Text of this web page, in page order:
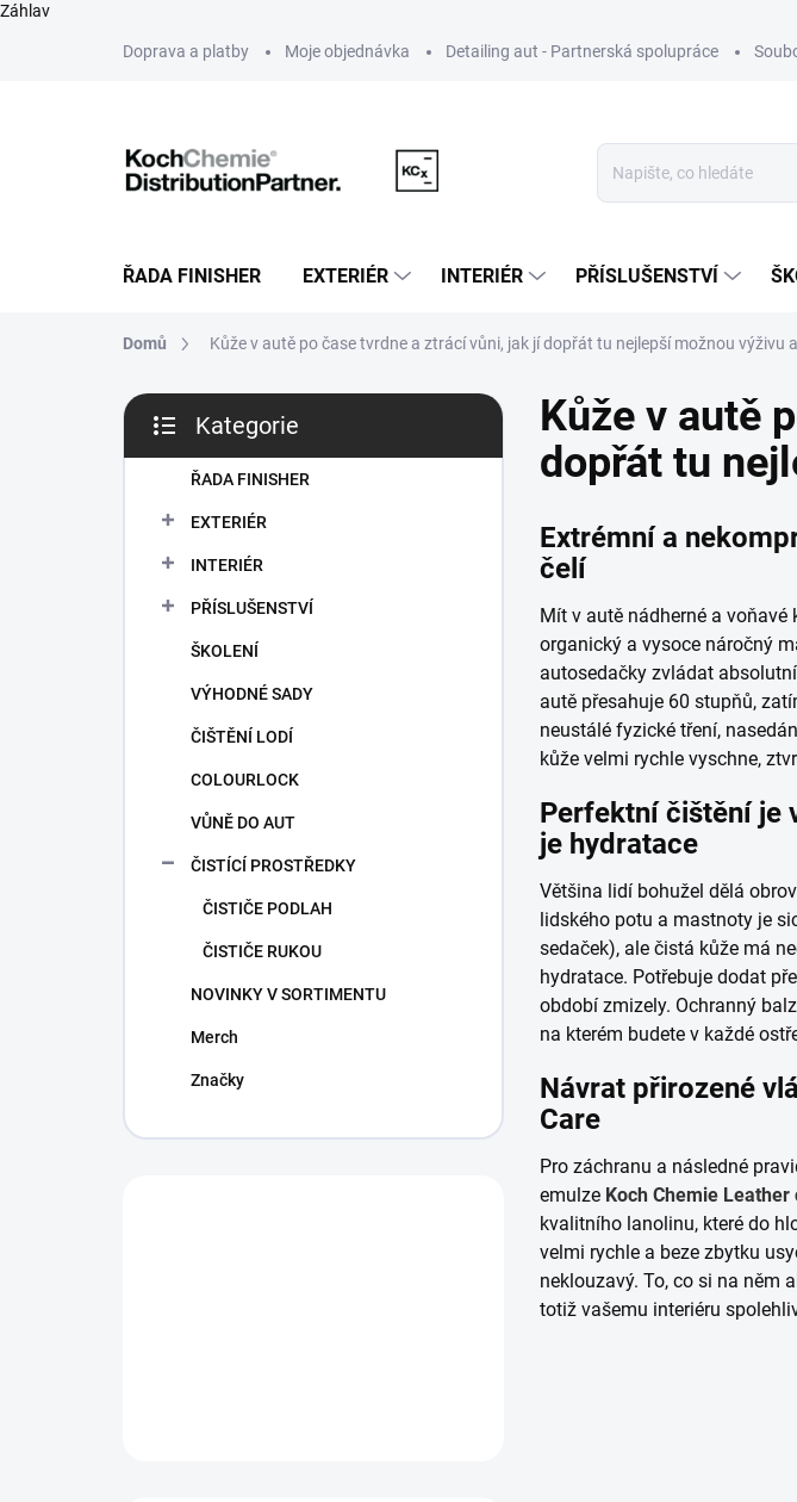
Záhlav
Doprava a platby Moje objednávka Detailing aut - Partnerská spolupráce
ŘADA FINISHER EXTERIÉR INTERIÉR PŘÍSLUŠENSTVÍ
Domů Kůže v autě po čase tvrdne a ztrácí vůni, jak jí dopřát tu nejlepší možnou výživu
P
s
kategorie
Kategorie
ŘADA FINISHER
EXTERIÉR
INTERIÉR
PŘÍSLUŠENSTVÍ
ŠKOLENÍ
VÝHODNÉ SADY
ČIŠTĚNÍ LODÍ
COLOURLOCK
VŮNĚ DO AUT
ČISTÍCÍ PROSTŘEDKY
ČISTIČE PODLAH
ČISTIČE RUKOU
NOVINKY V SORTIMENTU
Merch
Značky
Kůže v autě
dopřát tu
Extrémní a
čelí
Mít v autě nádherné a
organický a vysoce náročný
autosedačky zvládat
autě přesahuje 60 stupňů,
neustálé fyzické tření,
kůže velmi rychle vyschne,
Perfektní čištění je
je hydratace
Většina lidí bohužel dělá
lidského potu a mastnoty je
sedaček), ale čistá kůže má
hydratace. Potřebuje dodat
období zmizely. Ochranný
na kterém budete v každé
Návrat přirozené
Care
Pro záchranu a následné
emulze Koch Chemie Leather
kvalitního lanolinu, které do
velmi rychle a beze zbytku
neklouzavý. To, co si na něm
totiž vašemu interiéru